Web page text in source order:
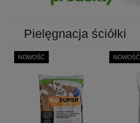
Pielęgnacja ściółki
NOWOŚĆ NOWOŚĆ